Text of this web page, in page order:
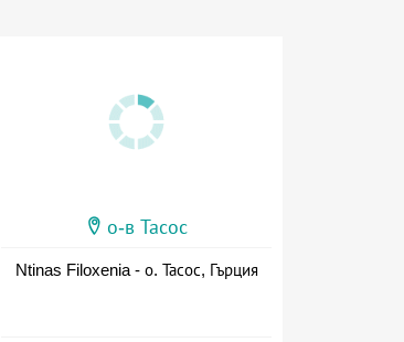
о-в Тасос
Ntinas Filoxenia - о. Тасос, Гърция